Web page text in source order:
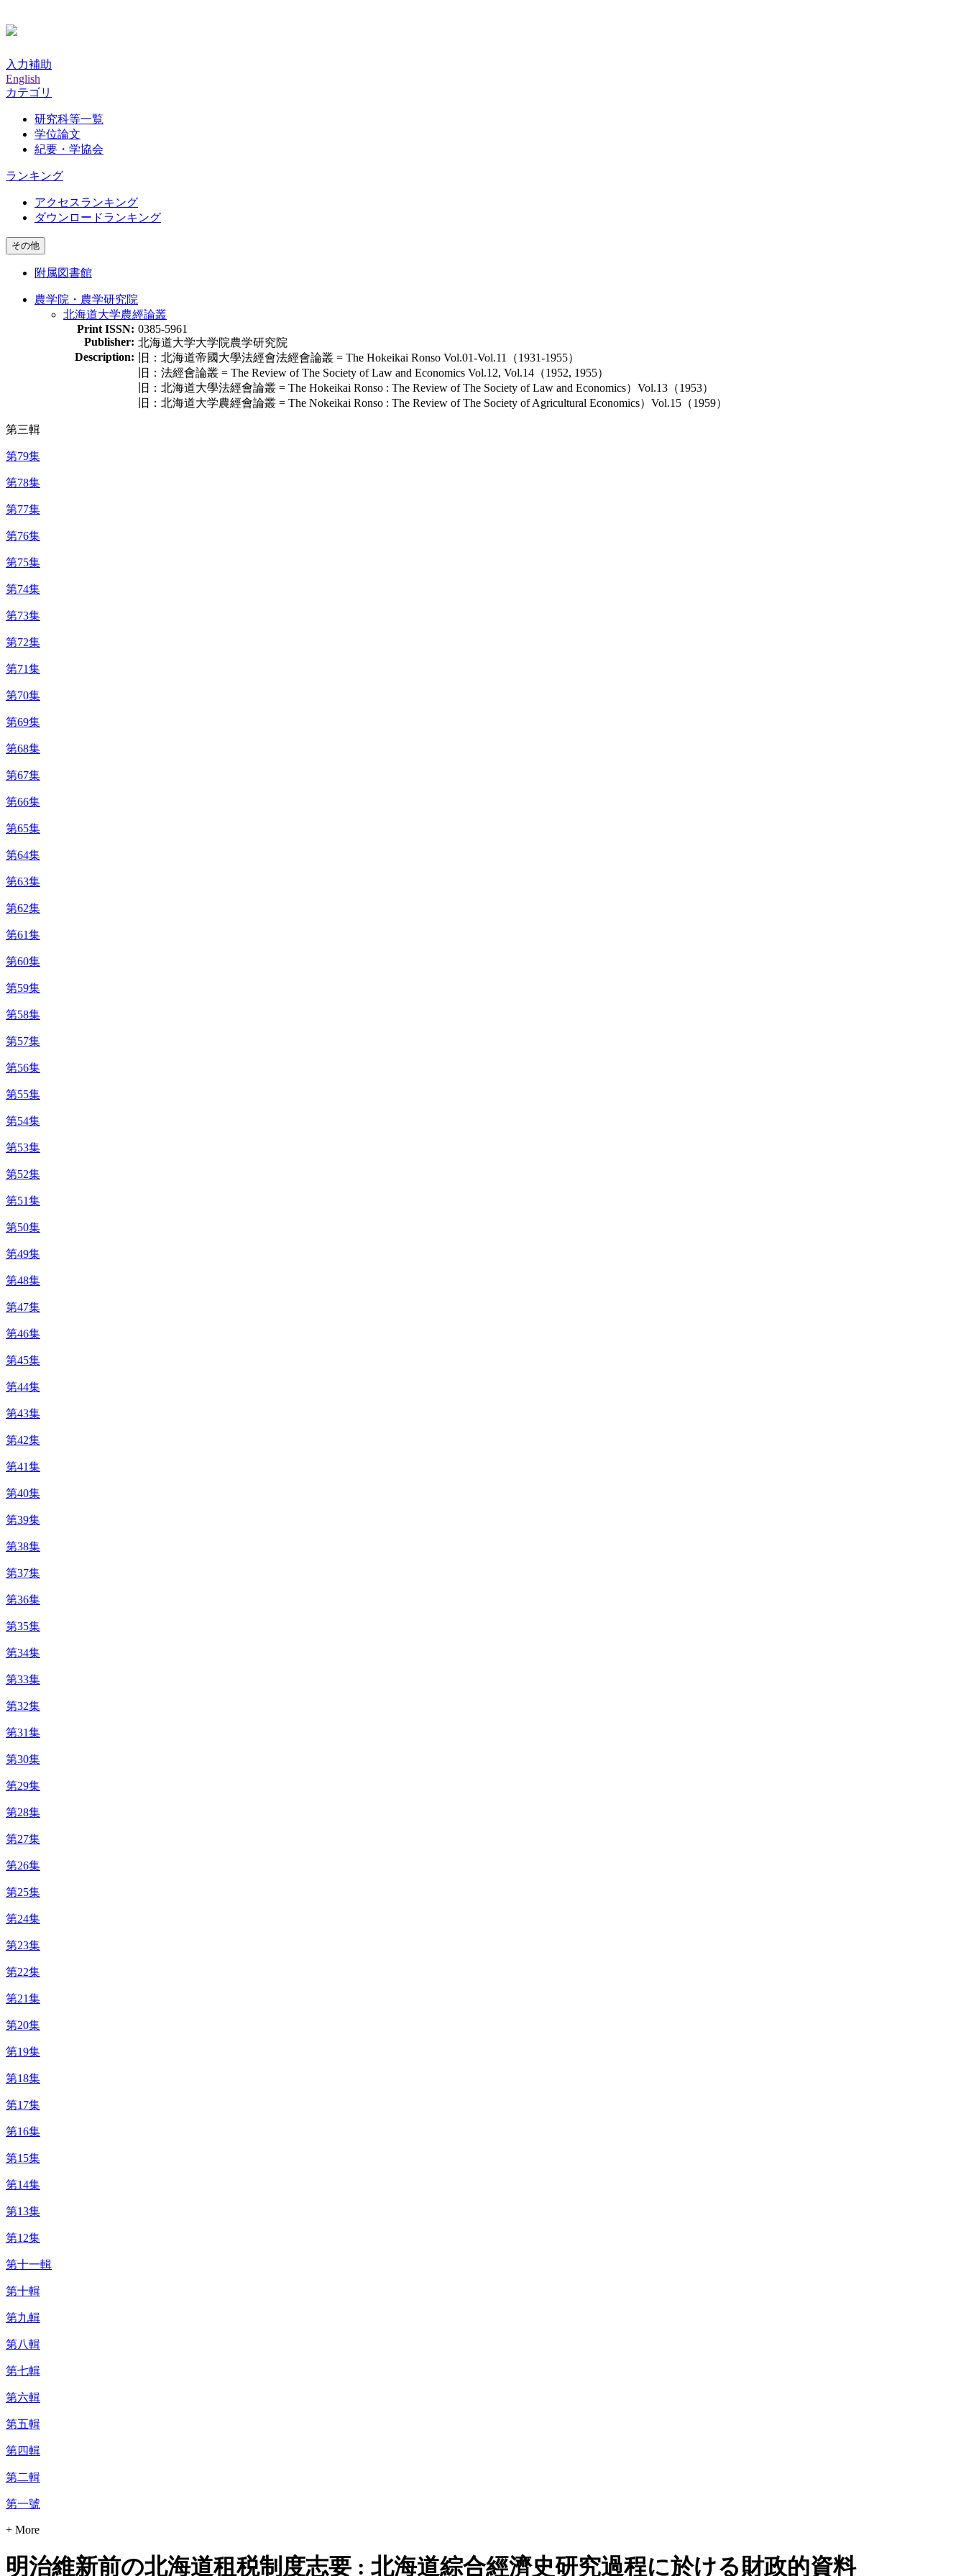
入力補助
English
カテゴリ
研究科等一覧
学位論文
紀要・学協会
ランキング
アクセスランキング
ダウンロードランキング
その他
附属図書館
農学院・農学研究院
北海道大学農經論叢
Print ISSN: 0385-5961
Publisher: 北海道大学大学院農学研究院
Description:
旧：北海道帝國大學法經會法經會論叢 = The Hokeikai Ronso Vol.01-Vol.11（1931-1955）
旧：法經會論叢 = The Review of The Society of Law and Economics Vol.12, Vol.14（1952, 1955）
旧：北海道大學法經會論叢 = The Hokeikai Ronso : The Review of The Society of Law and Economics）Vol.13（1953）
旧：北海道大学農經會論叢 = The Nokeikai Ronso : The Review of The Society of Agricultural Economics）Vol.15（1959）
第三輯
第79集
第78集
第77集
第76集
第75集
第74集
第73集
第72集
第71集
第70集
第69集
第68集
第67集
第66集
第65集
第64集
第63集
第62集
第61集
第60集
第59集
第58集
第57集
第56集
第55集
第54集
第53集
第52集
第51集
第50集
第49集
第48集
第47集
第46集
第45集
第44集
第43集
第42集
第41集
第40集
第39集
第38集
第37集
第36集
第35集
第34集
第33集
第32集
第31集
第30集
第29集
第28集
第27集
第26集
第25集
第24集
第23集
第22集
第21集
第20集
第19集
第18集
第17集
第16集
第15集
第14集
第13集
第12集
第十一輯
第十輯
第九輯
第八輯
第七輯
第六輯
第五輯
第四輯
第二輯
第一號
+ More
明治維新前の北海道租税制度志要 : 北海道綜合經濟史研究過程に於ける財政的資料